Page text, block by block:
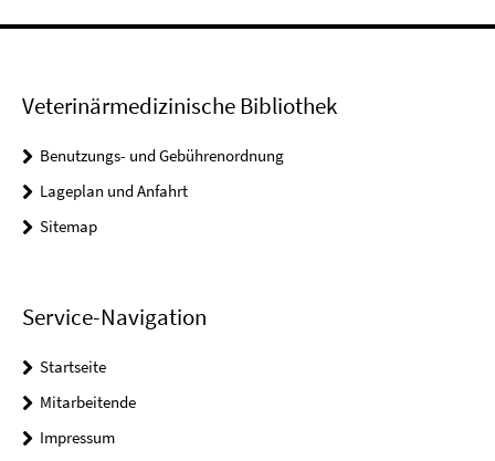
Veterinärmedizinische Bibliothek
Benutzungs- und Gebührenordnung
Lageplan und Anfahrt
Sitemap
Service-Navigation
Startseite
Mitarbeitende
Impressum